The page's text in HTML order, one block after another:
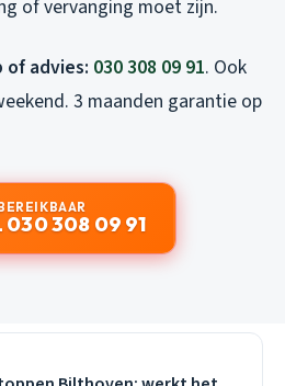
of vervanging moet zijn.
of advies: 030 308 09 91. Ook
3 maanden garantie op
030 308 09 91